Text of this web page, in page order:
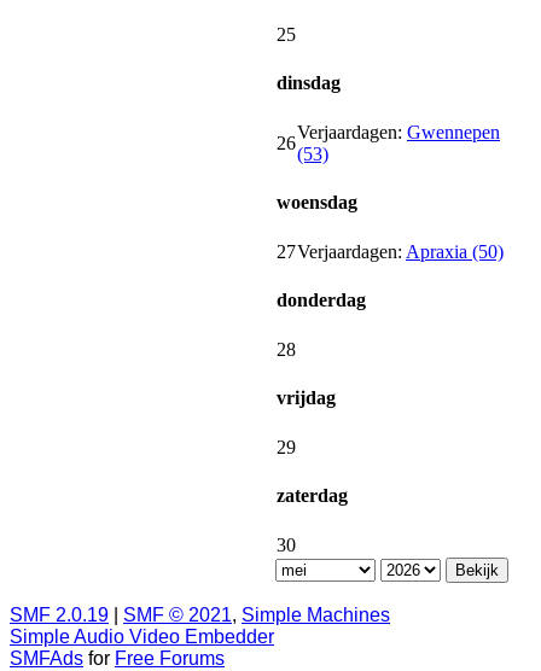
25
dinsdag
26
Verjaardagen: Gwennepen
(53)
woensdag
27Verjaardagen: Apraxia (50)
donderdag
28
vrijdag
29
zaterdag
30
SMF 2.0.19 SMF © 2021, Simple Machines
Simple Audio Video Embedder
SMFAds for Free Forums